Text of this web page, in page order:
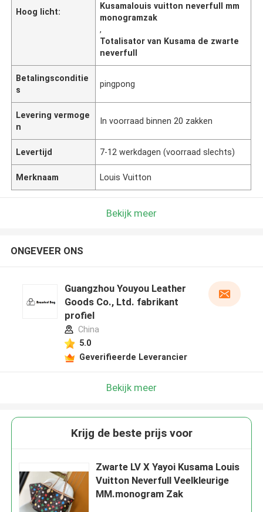
Hoog licht:
Kusamalouis vuitton neverfull mm
monogramzak
,
Totalisator van Kusama de zwarte
neverfull
Betalingsconditie
s
pingpong
Levering vermoge
n
In voorraad binnen 20 zakken
Levertijd 7-12 werkdagen (voorraad slechts)
Merknaam Louis Vuitton
Bekijk meer
ONGEVEER ONS
Guangzhou Youyou Leather
Goods Co., Ltd. fabrikant
profiel
China
5.0
Geverifieerde Leverancier
Bekijk meer
Krijg de beste prijs voor
Zwarte LV X Yayoi Kusama Louis
Vuitton Neverfull Veelkleurige
MM.monogram Zak